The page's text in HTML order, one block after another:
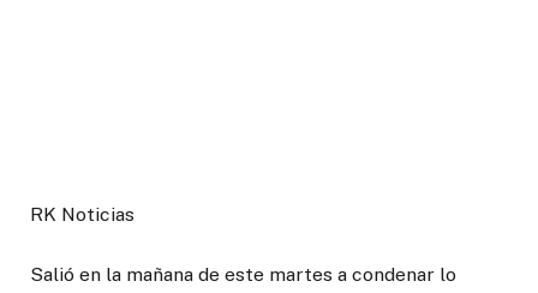
RK Noticias
Salió en la mañana de este martes a condenar lo